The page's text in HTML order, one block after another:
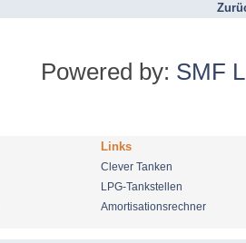
Powered by: SMF
Links
Clever Tanken
LPG-Tankstellen
Amortisationsrechner